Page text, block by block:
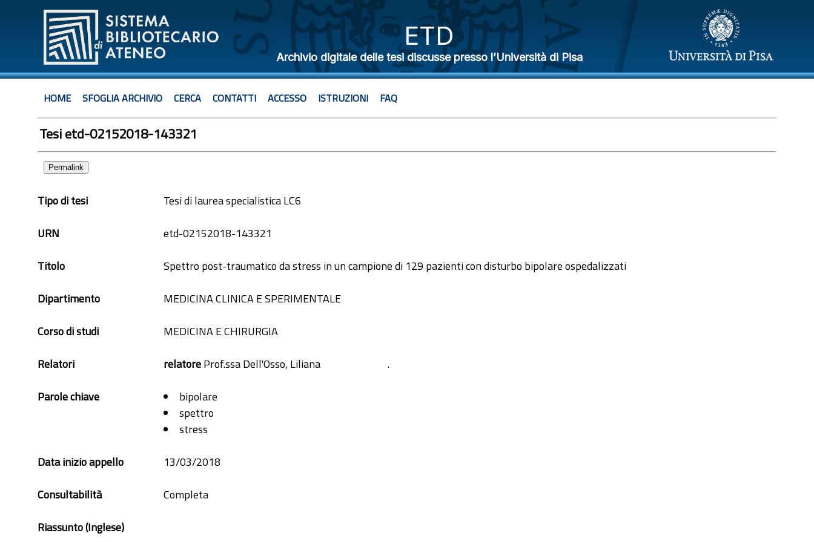
ETD
Archivio digitale delle tesi discusse presso l’Università di Pisa
HOME SFOGLIA ARCHIVIO CERCA CONTATTI ACCESSO ISTRUZIONI FAQ
Tesi etd-02152018-143321
Permalink
Tipo di tesi
Tesi di laurea specialistica LC6
URN
etd-02152018-143321
Titolo
Spettro post-traumatico da stress in un campione di 129 pazienti con disturbo bipolare ospedalizzati
Dipartimento
MEDICINA CLINICA E SPERIMENTALE
Corso di studi
MEDICINA E CHIRURGIA
Relatori
.
relatoreProf.ssa Dell'Osso, Liliana
Parole chiave
bipolare
spettro
stress
Data inizio appello
13/03/2018
Consultabilità
Completa
Riassunto (Inglese)